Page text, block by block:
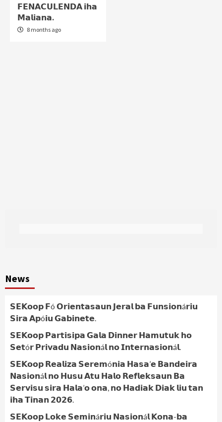
𝗙𝗘𝗡𝗔𝗖𝗨𝗟𝗘𝗡𝗗𝗔 𝗶𝗵𝗮
𝗠𝗮𝗹𝗶𝗮𝗻𝗮.
8 months ago
News
𝗦𝗘𝗞𝗼𝗼𝗽 𝗙ó 𝗢𝗿𝗶𝗲𝗻𝘁𝗮𝘀𝗮𝘂𝗻 𝗝𝗲𝗿𝗮𝗹 𝗯𝗮 𝗙𝘂𝗻𝘀𝗶𝗼𝗻á𝗿𝗶𝘂
𝗦𝗶𝗿𝗮 𝗔𝗽ó𝗶𝘂 𝗚𝗮𝗯𝗶𝗻𝗲𝘁𝗲.
𝗦𝗘𝗞𝗼𝗼𝗽 𝗣𝗮𝗿𝘁𝗶𝘀𝗶𝗽𝗮 𝗚𝗮𝗹𝗮 𝗗𝗶𝗻𝗻𝗲𝗿 𝗛𝗮𝗺𝘂𝘁𝘂𝗸 𝗵𝗼
𝗦𝗲𝘁ó𝗿 𝗣𝗿𝗶𝘃𝗮𝗱𝘂 𝗡𝗮𝘀𝗶𝗼𝗻á𝗹 𝗻𝗼 𝗜𝗻𝘁𝗲𝗿𝗻𝗮𝘀𝗶𝗼𝗻á𝗹.
𝗦𝗘𝗞𝗼𝗼𝗽 𝗥𝗲𝗮𝗹𝗶𝘇𝗮 𝗦𝗲𝗿𝗲𝗺ó𝗻𝗶𝗮 𝗛𝗮𝘀𝗮’𝗲 𝗕𝗮𝗻𝗱𝗲𝗶𝗿𝗮
𝗡𝗮𝘀𝗶𝗼𝗻á𝗹 𝗻𝗼 𝗛𝘂𝘀𝘂 𝗔𝘁𝘂 𝗛𝗮𝗹𝗼 𝗥𝗲𝗳𝗹𝗲𝗸𝘀𝗮𝘂𝗻 𝗕𝗮
𝗦𝗲𝗿𝘃𝗶𝘀𝘂 𝘀𝗶𝗿𝗮 𝗛𝗮𝗹𝗮’𝗼 𝗼𝗻𝗮, 𝗻𝗼 𝗛𝗮𝗱𝗶𝗮𝗸 𝗗𝗶𝗮𝗸 𝗹𝗶𝘂 𝘁𝗮𝗻
𝗶𝗵𝗮 𝗧𝗶𝗻𝗮𝗻 𝟮𝟬𝟮𝟲.
𝗦𝗘𝗞𝗼𝗼𝗽 𝗟𝗼𝗸𝗲 𝗦𝗲𝗺𝗶𝗻á𝗿𝗶𝘂 𝗡𝗮𝘀𝗶𝗼𝗻á𝗹 𝗞𝗼𝗻𝗮-𝗯𝗮